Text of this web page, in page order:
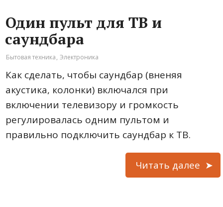
Один пульт для ТВ и
саундбара
Бытовая техника, Электроника
Как сделать, чтобы саундбар (вненяя
акустика, колонки) включался при
включении телевизору и громкость
регулировалась одним пультом и
правильно подключить саундбар к ТВ.
Читать далее